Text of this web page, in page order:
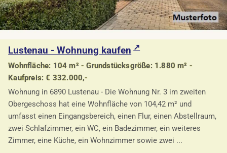
Lustenau - Wohnung kaufen
Wohnfläche: 104 m² - Grundstücksgröße: 1.880 m² -
Kaufpreis: € 332.000,-
Wohnung in 6890 Lustenau - Die Wohnung Nr. 3 im zweiten
Obergeschoss hat eine Wohnfläche von 104,42 m² und
umfasst einen Eingangsbereich, einen Flur, einen Abstellraum,
zwei Schlafzimmer, ein WC, ein Badezimmer, ein weiteres
Zimmer, eine Küche, ein Wohnzimmer sowie zwei ...